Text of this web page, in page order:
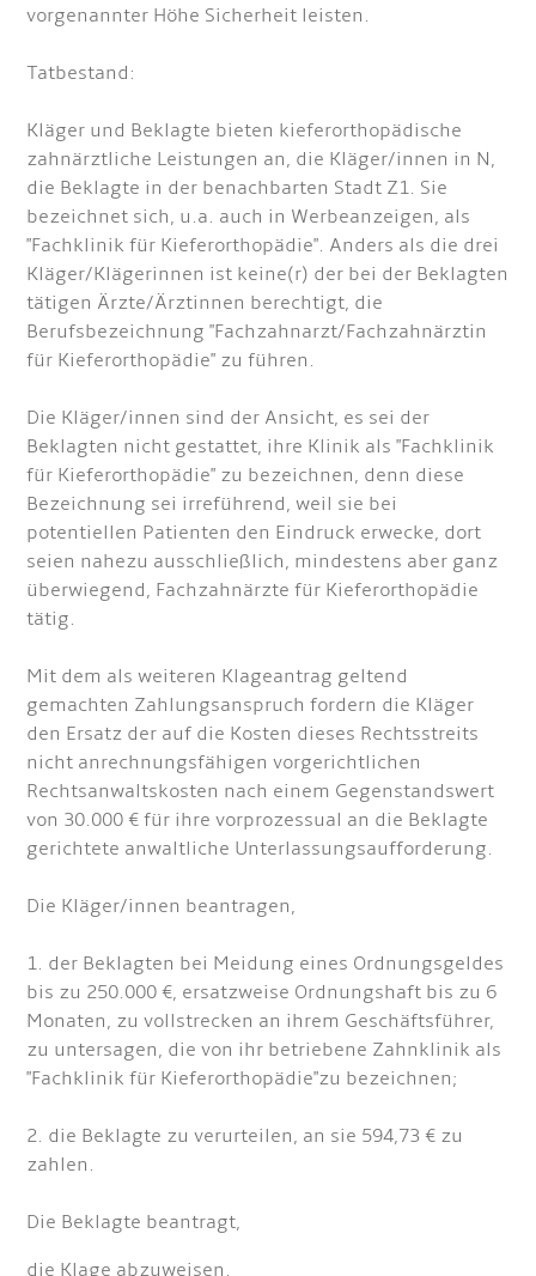
vorgenannter Höhe Sicherheit leisten.
Tatbestand:
Kläger und Beklagte bieten kieferorthopädische
zahnärztliche Leistungen an, die Kläger/innen in N,
die Beklagte in der benachbarten Stadt Z1. Sie
bezeichnet sich, u.a. auch in Werbeanzeigen, als
"Fachklinik für Kieferorthopädie". Anders als die drei
Kläger/Klägerinnen ist keine(r) der bei der Beklagten
tätigen Ärzte/Ärztinnen berechtigt, die
Berufsbezeichnung "Fachzahnarzt/Fachzahnärztin
für Kieferorthopädie" zu führen.
Die Kläger/innen sind der Ansicht, es sei der
Beklagten nicht gestattet, ihre Klinik als "Fachklinik
für Kieferorthopädie" zu bezeichnen, denn diese
Bezeichnung sei irreführend, weil sie bei
potentiellen Patienten den Eindruck erwecke, dort
seien nahezu ausschließlich, mindestens aber ganz
überwiegend, Fachzahnärzte für Kieferorthopädie
tätig.
Mit dem als weiteren Klageantrag geltend
gemachten Zahlungsanspruch fordern die Kläger
den Ersatz der auf die Kosten dieses Rechtsstreits
nicht anrechnungsfähigen vorgerichtlichen
Rechtsanwaltskosten nach einem Gegenstandswert
von 30.000 € für ihre vorprozessual an die Beklagte
gerichtete anwaltliche Unterlassungsaufforderung.
Die Kläger/innen beantragen,
1. der Beklagten bei Meidung eines Ordnungsgeldes
bis zu 250.000 €, ersatzweise Ordnungshaft bis zu 6
Monaten, zu vollstrecken an ihrem Geschäftsführer,
zu untersagen, die von ihr betriebene Zahnklinik als
"Fachklinik für Kieferorthopädie"zu bezeichnen;
2. die Beklagte zu verurteilen, an sie 594,73 € zu
zahlen.
Die Beklagte beantragt,
die Klage abzuweisen.